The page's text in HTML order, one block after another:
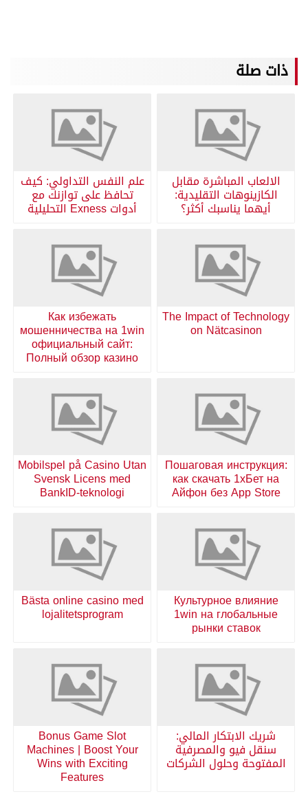
ذات صلة
الالعاب المباشرة مقابل
الكازينوهات التقليدية:
أيهما يناسبك أكثر؟
علم النفس التداولي: كيف
تحافظ على توازنك مع
أدوات Exness التحليلية
The Impact of Technology
on Nätcasinon
Как избежать
мошенничества на 1win
официальный сайт:
Полный обзор казино
Пошаговая инструкция:
как скачать 1хБет на
Айфон без App Store
Mobilspel på Casino Utan
Svensk Licens med
BankID-teknologi
Культурное влияние
1win на глобальные
рынки ставок
Bästa online casino med
lojalitetsprogram
شريك الابتكار المالي:
سنقل فيو والمصرفية
المفتوحة وحلول الشركات
Bonus Game Slot
Machines | Boost Your
Wins with Exciting
Features